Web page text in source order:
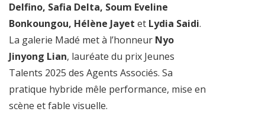
Delfino, Safia Delta, Soum Eveline
Bonkoungou, Hélène Jayet et Lydia Saidi.
La galerie Madé met à l’honneur Nyo
Jinyong Lian, lauréate du prix Jeunes
Talents 2025 des Agents Associés. Sa
pratique hybride mêle performance, mise en
scène et fable visuelle.